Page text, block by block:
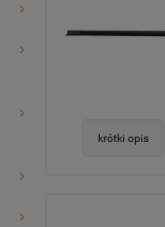
krótki opis